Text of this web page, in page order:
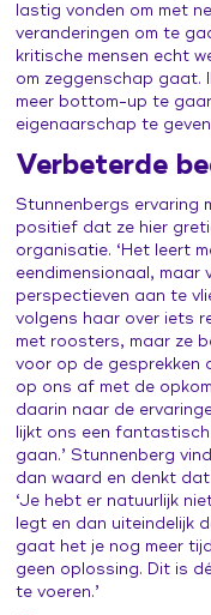
lastig vonden om met
veranderingen om te
kritische mensen echt
om zeggenschap gaat.
meer bottom-up te
eigenaarschap te
Verbeterde
Stunnenbergs ervaring
positief dat ze hier
organisatie. ‘Het leert
eendimensionaal, maar
perspectieven aan te
volgens haar over iets
met roosters, maar ze
voor op de gesprekken
op ons af met de
daarin naar de
lijkt ons een
gaan.’ Stunnenberg
dan waard en denkt
‘Je hebt er natuurlijk
legt en dan uiteindelijk
gaat het je nog meer
geen oplossing. Dit is
te voeren.’